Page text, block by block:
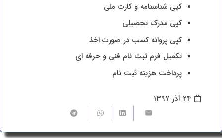
کپی شناسنامه و کارت ملی
کپی مدرک تحصیلی
کپی پروانه کسب در صورت اخذ
تکمیل فرم ثبت نام فنی و حرفه ای
پرداخت هزینه ثبت نام
24 آذر 1397